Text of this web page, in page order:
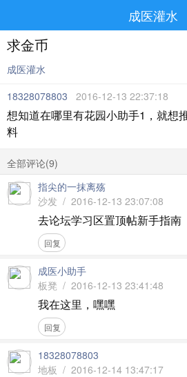
成医灌水
求金币
成医灌水
18328078803 2016-12-13 22:37:18
想知道在哪里有花园小助手1，就想
料
全部评论(9)
指尖的一抹离殇
沙发 / 2016-12-13 23:07:08
去论坛学习区置顶帖新手指南
回复
成医小助手
板凳 / 2016-12-13 23:41:48
我在这里，嘿嘿
回复
18328078803
地板 / 2016-12-14 13:47:17